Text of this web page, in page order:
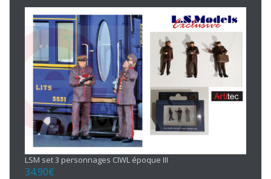
LSM set 3 personnages CIWL époque III
34.90€